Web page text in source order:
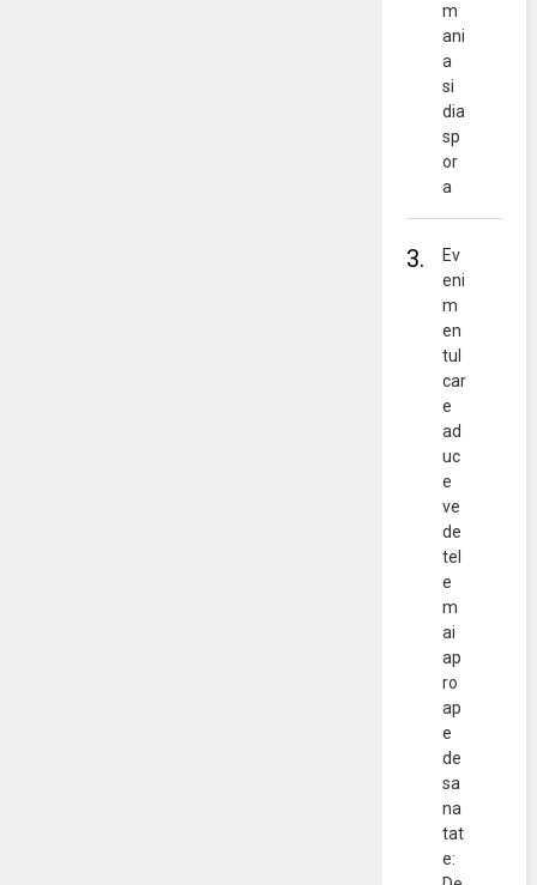
m
ani
a
si
dia
sp
or
a
3.
Ev
eni
m
en
tul
car
e
ad
uc
e
ve
de
tel
e
m
ai
ap
ro
ap
e
de
sa
na
tat
e: